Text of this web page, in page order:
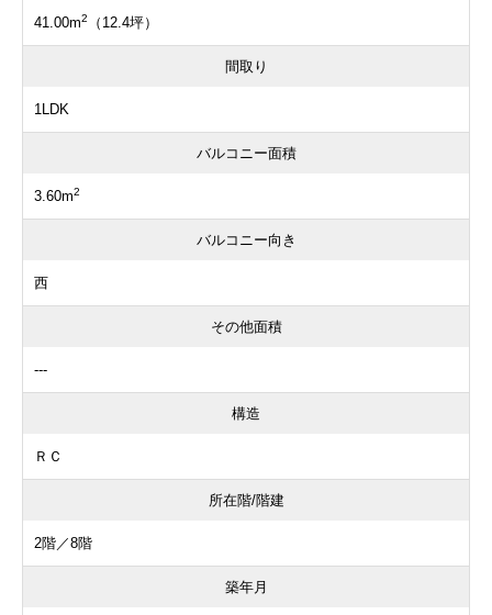
41.00m2 （12.4坪）
間取り
1LDK
バルコニー面積
3.60m2
バルコニー向き
西
その他面積
---
構造
ＲＣ
所在階/階建
2階／8階
築年月